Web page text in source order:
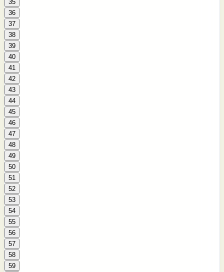
35
36
37
38
39
40
41
42
43
44
45
46
47
48
49
50
51
52
53
54
55
56
57
58
59